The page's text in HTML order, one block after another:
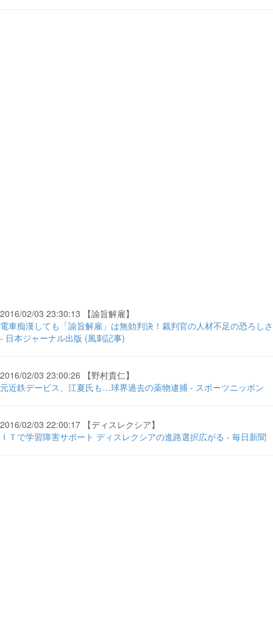
2016/02/03 23:30:13 【諭旨解雇】
電車痴漢しても「諭旨解雇」は無効判決！裁判官の人材不足の恐ろしさ
- 日本ジャーナル出版 (風刺記事)
2016/02/03 23:00:26 【野村貴仁】
元近鉄デービス、江夏氏も…球界過去の薬物逮捕 - スポーツニッポン
2016/02/03 22:00:17 【ディスレクシア】
ＩＴで学習障害サポート ディスレクシアの進路選択広がる - 毎日新聞